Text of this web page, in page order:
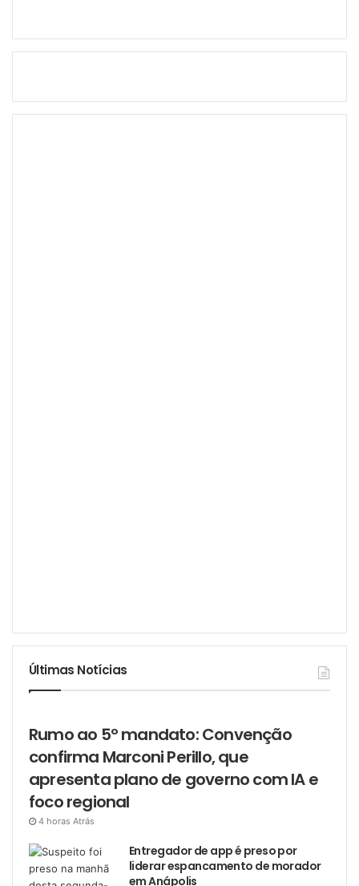
Últimas Notícias
Rumo ao 5º mandato: Convenção
confirma Marconi Perillo, que
apresenta plano de governo com IA e
foco regional
4 horas Atrás
Entregador de app é preso por
liderar espancamento de morador
em Anápolis